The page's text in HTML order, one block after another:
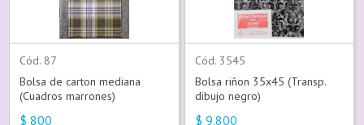
Cód. 87
Bolsa de carton mediana
(Cuadros marrones)
$ 800
Cód. 3545
Bolsa riñon 35x45 (Transp.
dibujo negro)
$ 9.800